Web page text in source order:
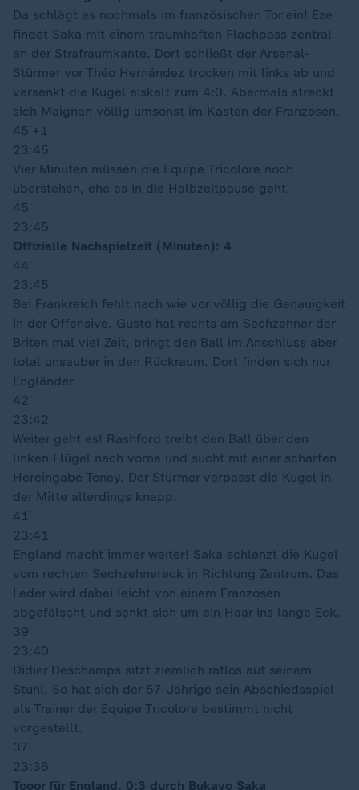
Da schlägt es nochmals im französischen Tor ein! Eze
findet Saka mit einem traumhaften Flachpass zentral
an der Strafraumkante. Dort schließt der Arsenal-
Stürmer vor Théo Hernández trocken mit links ab und
versenkt die Kugel eiskalt zum 4:0. Abermals streckt
sich Maignan völlig umsonst im Kasten der Franzosen.
45′ +1
23:45
Vier Minuten müssen die Equipe Tricolore noch
überstehen, ehe es in die Halbzeitpause geht.
45′
23:45
Offizielle Nachspielzeit (Minuten): 4
44′
23:45
Bei Frankreich fehlt nach wie vor völlig die Genauigkeit
in der Offensive. Gusto hat rechts am Sechzehner der
Briten mal viel Zeit, bringt den Ball im Anschluss aber
total unsauber in den Rückraum. Dort finden sich nur
Engländer.
42′
23:42
Weiter geht es! Rashford treibt den Ball über den
linken Flügel nach vorne und sucht mit einer scharfen
Hereingabe Toney. Der Stürmer verpasst die Kugel in
der Mitte allerdings knapp.
41′
23:41
England macht immer weiter! Saka schlenzt die Kugel
vom rechten Sechzehnereck in Richtung Zentrum. Das
Leder wird dabei leicht von einem Franzosen
abgefälscht und senkt sich um ein Haar ins lange Eck.
39′
23:40
Didier Deschamps sitzt ziemlich ratlos auf seinem
Stuhl. So hat sich der 57-Jährige sein Abschiedsspiel
als Trainer der Equipe Tricolore bestimmt nicht
vorgestellt.
37′
23:36
Tooor für England, 0:3 durch Bukayo Saka